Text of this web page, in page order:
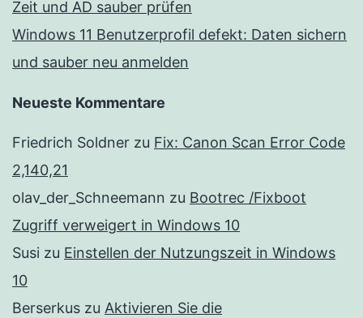
Zeit und AD sauber prüfen
Windows 11 Benutzerprofil defekt: Daten sichern
und sauber neu anmelden
Neueste Kommentare
Friedrich Soldner zu Fix: Canon Scan Error Code
2,140,21
olav_der_Schneemann zu Bootrec /Fixboot
Zugriff verweigert in Windows 10
Susi zu Einstellen der Nutzungszeit in Windows
10
Berserkus zu Aktivieren Sie die